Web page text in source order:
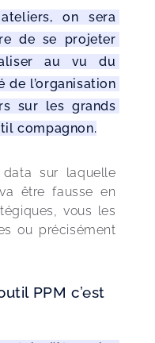
on sera
de se projeter
au vu du
l’organisation
sur les grands
compagnon.
sur laquelle
être fausse en
vous les
ou précisément
PPM c’est